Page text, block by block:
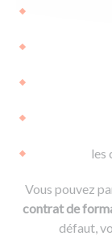
les
Vous pouvez
contrat de
défaut,